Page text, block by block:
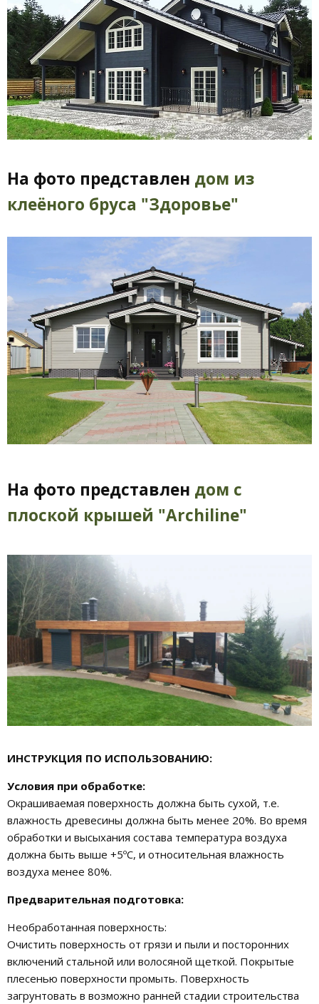
На фото представлен дом из
клеёного бруса "Здоровье"
На фото представлен дом с
плоской крышей "Archiline"
ИНСТРУКЦИЯ ПО ИСПОЛЬЗОВАНИЮ:
Условия при обработке:
Окрашиваемая поверхность должна быть сухой, т.е.
влажность древесины должна быть менее 20%. Во время
обработки и высыхания состава температура воздуха
должна быть выше +5ºС, и относительная влажность
воздуха менее 80%.
Предварительная подготовка:
Необработанная поверхность:
Очистить поверхность от грязи и пыли и посторонних
включений стальной или волосяной щеткой. Покрытые
плесенью поверхности промыть. Поверхность
загрунтовать в возможно ранней стадии строительства